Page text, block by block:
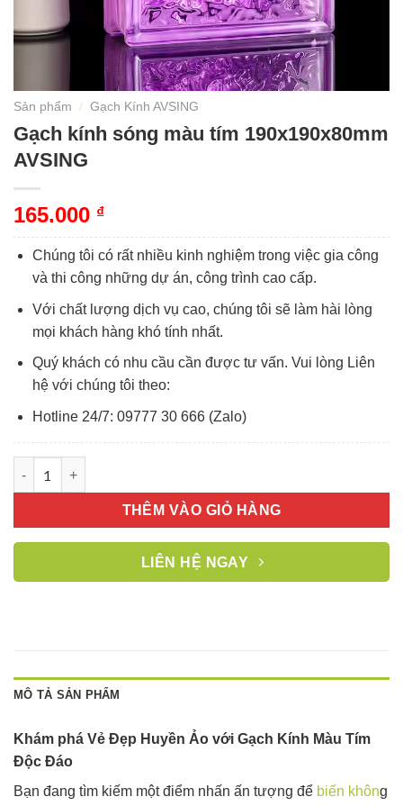
Sản phẩm / Gạch Kính AVSING
Gạch kính sóng màu tím 190x190x80mm
AVSING
165.000 ₫
Chúng tôi có rất nhiều kinh nghiệm trong việc gia công
và thi công những dự án, công trình cao cấp.
Với chất lượng dịch vụ cao, chúng tôi sẽ làm hài lòng
mọi khách hàng khó tính nhất.
Quý khách có nhu cầu cần được tư vấn. Vui lòng Liên
hệ với chúng tôi theo:
Hotline 24/7: 09777 30 666 (Zalo)
THÊM VÀO GIỎ HÀNG
LIÊN HỆ NGAY
MÔ TẢ SẢN PHẨM
Khám phá Vẻ Đẹp Huyền Ảo với Gạch Kính Màu Tím
Độc Đáo
Bạn đang tìm kiếm một điểm nhấn ấn tượng để biến không